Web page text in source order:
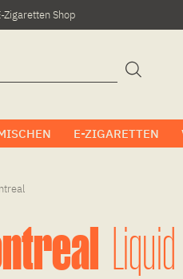
Zigaretten Shop
E-ZIGARETTEN
Liquid